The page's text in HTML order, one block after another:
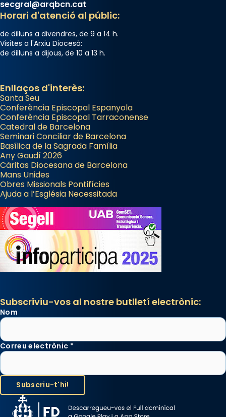
secgral@arqbcn.cat
Horari d'atenció al públic:
de dilluns a divendres, de 9 a 14 h.
Visites a l'Arxiu Diocesà:
de dilluns a dijous, de 10 a 13 h.
Enllaços d'interès:
Santa Seu
Conferència Episcopal Espanyola
Conferència Episcopal Tarraconense
Catedral de Barcelona
Seminari Conciliar de Barcelona
Basílica de la Sagrada Família
Any Gaudí 2026
Càritas Diocesana de Barcelona
Mans Unides
Obres Missionals Pontifícies
Ajuda a l’Església Necessitada
Subscriviu-vos al nostre butlletí electrònic:
Nom
Correu electrònic *